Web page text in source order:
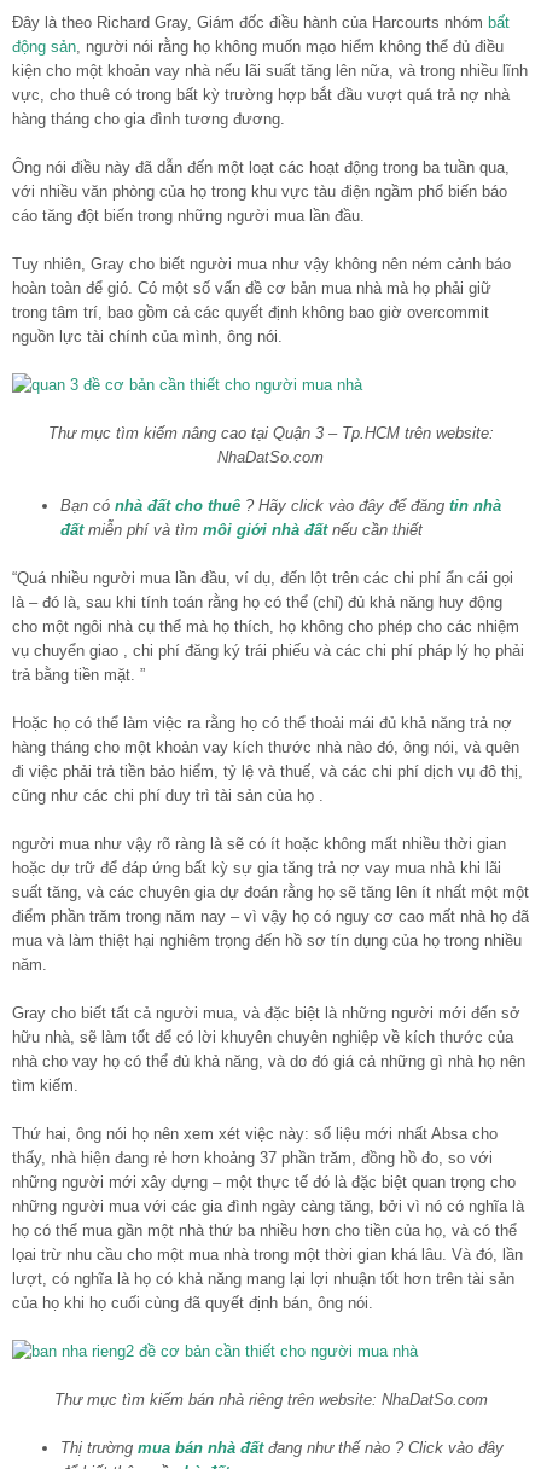
Đây là theo Richard Gray, Giám đốc điều hành của Harcourts nhóm bất
động sản , người nói rằng họ không muốn mạo hiểm không thể đủ điều
kiện cho một khoản vay nhà nếu lãi suất tăng lên nữa, và trong nhiều lĩnh
vực, cho thuê có trong bất kỳ trường hợp bắt đầu vượt quá trả nợ nhà
hàng tháng cho gia đình tương đương.
Ông nói điều này đã dẫn đến một loạt các hoạt động trong ba tuần qua,
với nhiều văn phòng của họ trong khu vực tàu điện ngầm phổ biến báo
cáo tăng đột biến trong những người mua lần đầu.
Tuy nhiên, Gray cho biết người mua như vậy không nên ném cảnh báo
hoàn toàn để gió. Có một số vấn đề cơ bản mua nhà mà họ phải giữ
trong tâm trí, bao gồm cả các quyết định không bao giờ overcommit
nguồn lực tài chính của mình, ông nói.
Thư mục tìm kiếm nâng cao tại Quận 3 – Tp.HCM trên website:
NhaDatSo.com
Bạn có nhà đất cho thuê ? Hãy click vào đây để đăng tin nhà
đấtmiễn phí và tìm môi giới nhà đấtnếu cần thiết
“Quá nhiều người mua lần đầu, ví dụ, đến lột trên các chi phí ẩn cái gọi
là – đó là, sau khi tính toán rằng họ có thể (chỉ) đủ khả năng huy động
cho một ngôi nhà cụ thể mà họ thích, họ không cho phép cho các nhiệm
vụ chuyển giao , chi phí đăng ký trái phiếu và các chi phí pháp lý họ phải
trả bằng tiền mặt. ”
Hoặc họ có thể làm việc ra rằng họ có thể thoải mái đủ khả năng trả nợ
hàng tháng cho một khoản vay kích thước nhà nào đó, ông nói, và quên
đi việc phải trả tiền bảo hiểm, tỷ lệ và thuế, và các chi phí dịch vụ đô thị,
cũng như các chi phí duy trì tài sản của họ .
người mua như vậy rõ ràng là sẽ có ít hoặc không mất nhiều thời gian
hoặc dự trữ để đáp ứng bất kỳ sự gia tăng trả nợ vay mua nhà khi lãi
suất tăng, và các chuyên gia dự đoán rằng họ sẽ tăng lên ít nhất một một
điểm phần trăm trong năm nay – vì vậy họ có nguy cơ cao mất nhà họ đã
mua và làm thiệt hại nghiêm trọng đến hồ sơ tín dụng của họ trong nhiều
năm.
Gray cho biết tất cả người mua, và đặc biệt là những người mới đến sở
hữu nhà, sẽ làm tốt để có lời khuyên chuyên nghiệp về kích thước của
nhà cho vay họ có thể đủ khả năng, và do đó giá cả những gì nhà họ nên
tìm kiếm.
Thứ hai, ông nói họ nên xem xét việc này: số liệu mới nhất Absa cho
thấy, nhà hiện đang rẻ hơn khoảng 37 phần trăm, đồng hồ đo, so với
những người mới xây dựng – một thực tế đó là đặc biệt quan trọng cho
những người mua với các gia đình ngày càng tăng, bởi vì nó có nghĩa là
họ có thể mua gần một nhà thứ ba nhiều hơn cho tiền của họ, và có thể
lọai trừ nhu cầu cho một mua nhà trong một thời gian khá lâu. Và đó, lần
lượt, có nghĩa là họ có khả năng mang lại lợi nhuận tốt hơn trên tài sản
của họ khi họ cuối cùng đã quyết định bán, ông nói.
Thư mục tìm kiếm bán nhà riêng trên website: NhaDatSo.com
Thị trường mua bán nhà đấtđang như thế nào ? Click vào đây